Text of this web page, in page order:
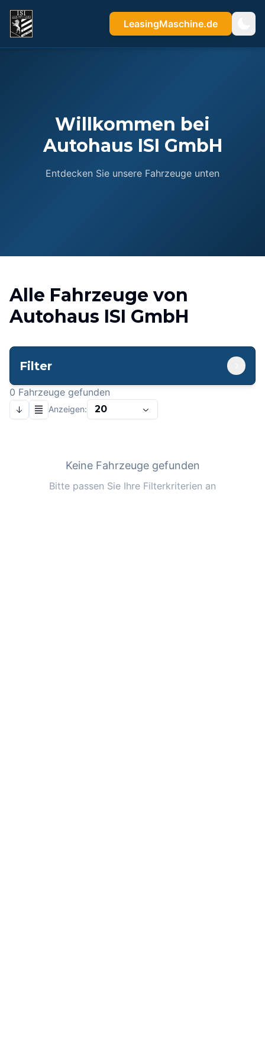
LeasingMaschine.de
Willkommen bei
Autohaus ISI GmbH
Entdecken Sie unsere Fahrzeuge unten
Alle Fahrzeuge von
Autohaus ISI GmbH
Filter
0 Fahrzeuge gefunden
Anzeigen: 20
Keine Fahrzeuge gefunden
Bitte passen Sie Ihre Filterkriterien an